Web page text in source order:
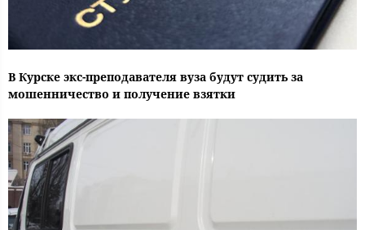
В Курске экс-преподавателя вуза будут судить за
мошенничество и получение взятки